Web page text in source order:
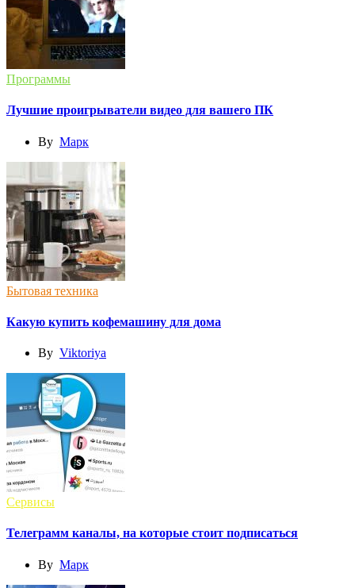
Программы
Лучшие проигрыватели видео для вашего ПК
By Марк
Бытовая техника
Какую купить кофемашину для дома
By Viktoriya
Сервисы
Телеграмм каналы, на которые стоит подписаться
By Марк